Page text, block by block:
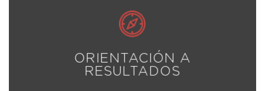
ORIENTACIÓN A
RESULTADOS